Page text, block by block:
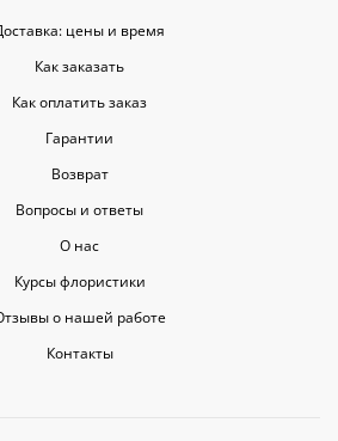
цены и время
Как заказать
Как оплатить заказ
Гарантии
Возврат
Вопросы и ответы
О нас
Курсы флористики
о нашей работе
Контакты